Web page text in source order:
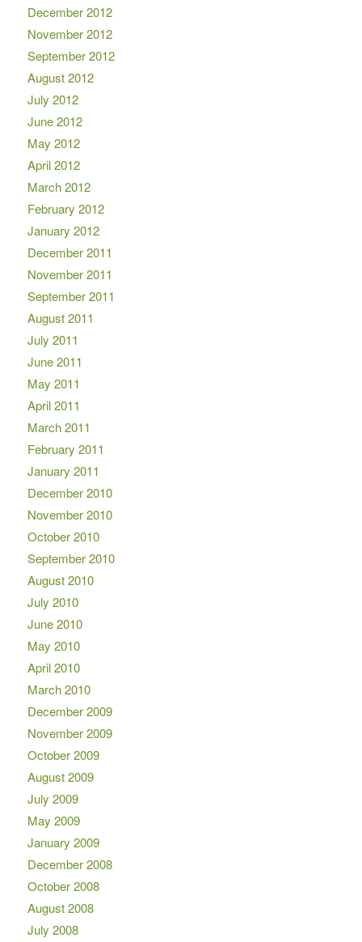
December 2012
November 2012
September 2012
August 2012
July 2012
June 2012
May 2012
April 2012
March 2012
February 2012
January 2012
December 2011
November 2011
September 2011
August 2011
July 2011
June 2011
May 2011
April 2011
March 2011
February 2011
January 2011
December 2010
November 2010
October 2010
September 2010
August 2010
July 2010
June 2010
May 2010
April 2010
March 2010
December 2009
November 2009
October 2009
August 2009
July 2009
May 2009
January 2009
December 2008
October 2008
August 2008
July 2008